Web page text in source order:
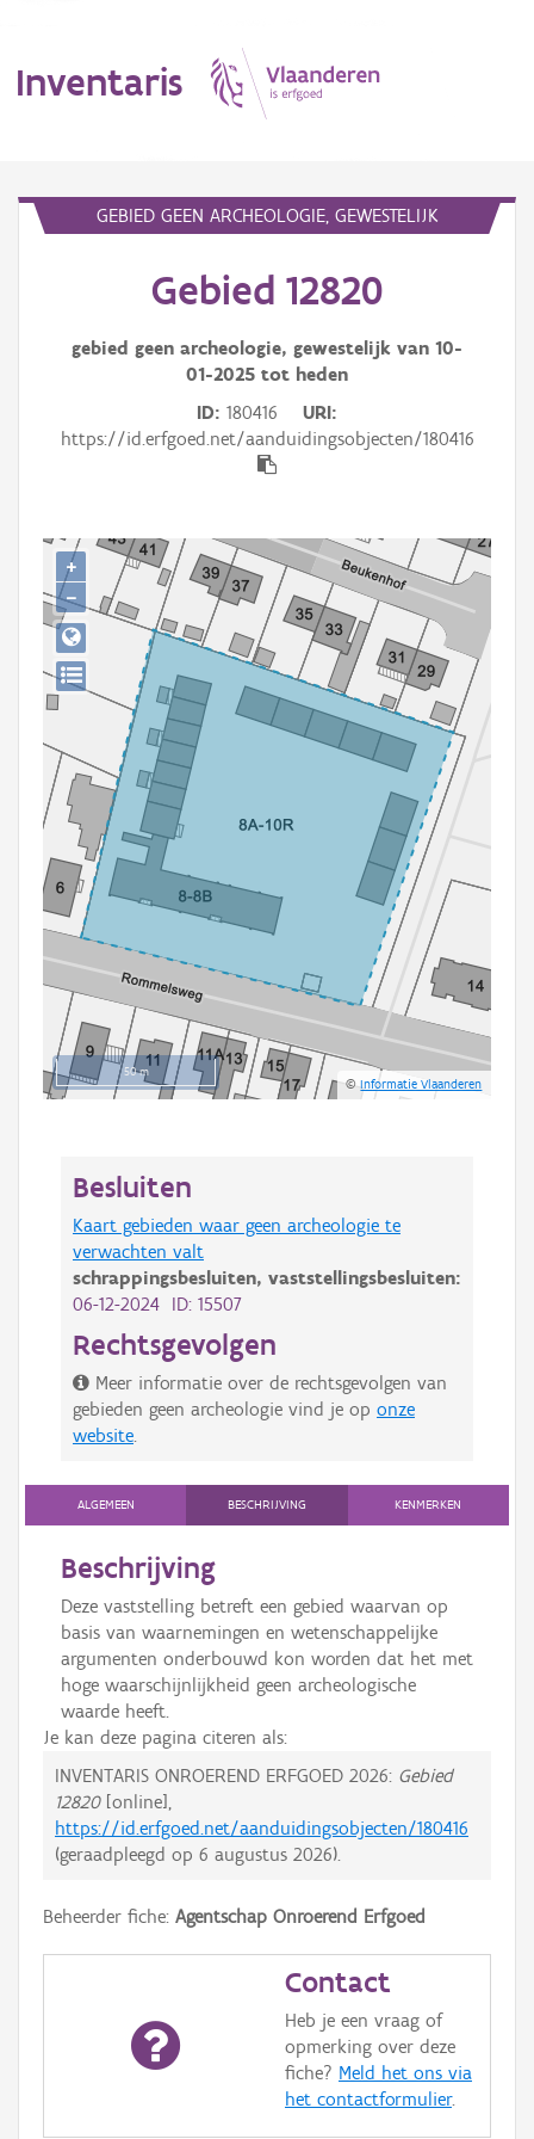
Inventaris
Aanduidingsobject
Thema
Persoon of collectief
Downloads
Hergebruik
Aanmelden
GEBIED GEEN ARCHEOLOGIE, GEWESTELIJK
Gebied 12820
gebied geen archeologie, gewestelijk van 10-
01-2025 tot heden
ID 180416
URI
https://id.erfgoed.net/aanduidingsobjecten/180416
50 m
©Informatie Vlaanderen
+
−
Besluiten
Kaart gebieden waar geen archeologie te
verwachten valt
schrappingsbesluiten, vaststellingsbesluiten:
06-12-2024 ID: 15507
Rechtsgevolgen
Meer informatie over de rechtsgevolgen van
gebieden geen archeologie vind je op onze
website.
ALGEMEEN BESCHRIJVING KENMERKEN
Beschrijving
Deze vaststelling betreft een gebied waarvan op
basis van waarnemingen en wetenschappelijke
argumenten onderbouwd kon worden dat het met
hoge waarschijnlijkheid geen archeologische
waarde heeft.
Je kan deze pagina citeren als:
INVENTARIS ONROEREND ERFGOED 2026: Gebied
12820[online],
https://id.erfgoed.net/aanduidingsobjecten/180416
(geraadpleegd op 6 augustus 2026).
Beheerder fiche: Agentschap Onroerend Erfgoed
Contact
Heb je een vraag of
opmerking over deze
fiche? Meld het ons via
het contactformulier.